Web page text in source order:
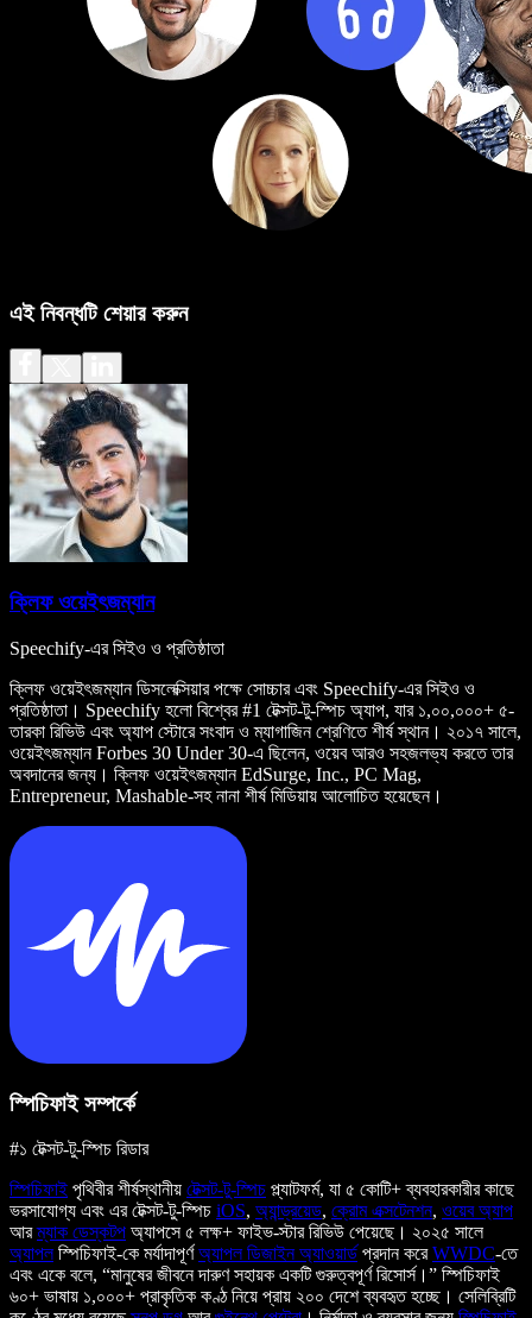
এই নিবন্ধটি শেয়ার করুন
ক্লিফ ওয়েইৎজম্যান
Speechify-এর সিইও ও প্রতিষ্ঠাতা
ক্লিফ ওয়েইৎজম্যান ডিসলেক্সিয়ার পক্ষে সোচ্চার এবং Speechify-এর সিইও ও
প্রতিষ্ঠাতা। Speechify হলো বিশ্বের #1 টেক্সট-টু-স্পিচ অ্যাপ, যার ১,০০,০০০+ ৫-
তারকা রিভিউ এবং অ্যাপ স্টোরে সংবাদ ও ম্যাগাজিন শ্রেণিতে শীর্ষ স্থান। ২০১৭ সালে,
ওয়েইৎজম্যান Forbes 30 Under 30-এ ছিলেন, ওয়েব আরও সহজলভ্য করতে তার
অবদানের জন্য। ক্লিফ ওয়েইৎজম্যান EdSurge, Inc., PC Mag,
Entrepreneur, Mashable-সহ নানা শীর্ষ মিডিয়ায় আলোচিত হয়েছেন।
স্পিচিফাই সম্পর্কে
#১ টেক্সট-টু-স্পিচ রিডার
স্পিচিফাই পৃথিবীর শীর্ষস্থানীয় টেক্সট-টু-স্পিচ প্ল্যাটফর্ম, যা ৫ কোটি+ ব্যবহারকারীর কাছে
ভরসাযোগ্য এবং এর টেক্সট-টু-স্পিচ iOS, অ্যান্ড্রয়েড, ক্রোম এক্সটেনশন, ওয়েব অ্যাপ
আরম্যাক ডেস্কটপ অ্যাপসে ৫ লক্ষ+ ফাইভ-স্টার রিভিউ পেয়েছে। ২০২৫ সালে
অ্যাপলস্পিচিফাই-কে মর্যাদাপূর্ণঅ্যাপল ডিজাইন অ্যাওয়ার্ড প্রদান করেWWDC-তে
এবং একে বলে, “মানুষের জীবনে দারুণ সহায়ক একটি গুরুত্বপূর্ণ রিসোর্স।” স্পিচিফাই
৬০+ ভাষায় ১,০০০+ প্রাকৃতিক কণ্ঠ নিয়ে প্রায় ২০০ দেশে ব্যবহৃত হচ্ছে। সেলিব্রিটি